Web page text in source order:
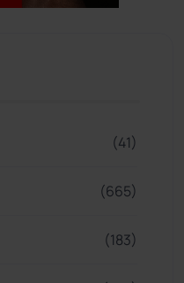
(41)
(665)
(183)